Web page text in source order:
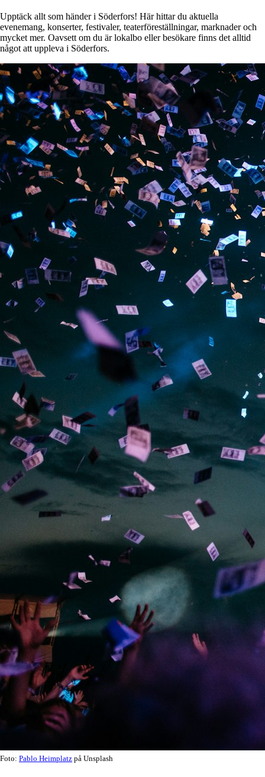
Upptäck allt som händer i Söderfors! Här hittar du aktuella
evenemang, konserter, festivaler, teaterföreställningar, marknader och
mycket mer. Oavsett om du är lokalbo eller besökare finns det alltid
något att uppleva i Söderfors.
Foto: Pablo Heimplatz på Unsplash